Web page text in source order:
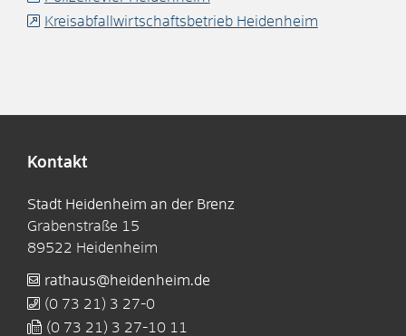
Kreisabfallwirtschaftsbetrieb Heidenheim
Kontakt
Stadt Heidenheim an der Brenz
Grabenstraße 15
89522 Heidenheim
rathaus@heidenheim.de
(0 73 21) 3 27-0
(0 73 21) 3 27-10 11